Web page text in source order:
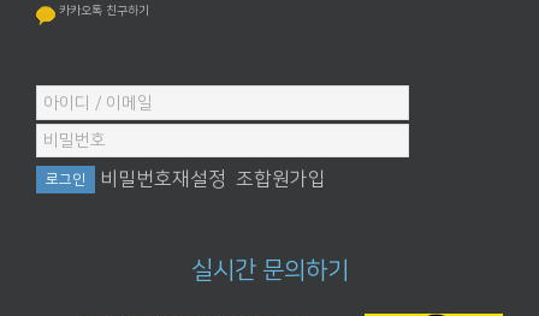
카카오톡 친구하기
비밀번호재설정 조합원가입
실시간 문의하기